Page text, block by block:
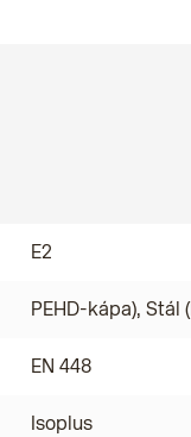
E2
PEHD-kápa), Stál
EN 448
Isoplus